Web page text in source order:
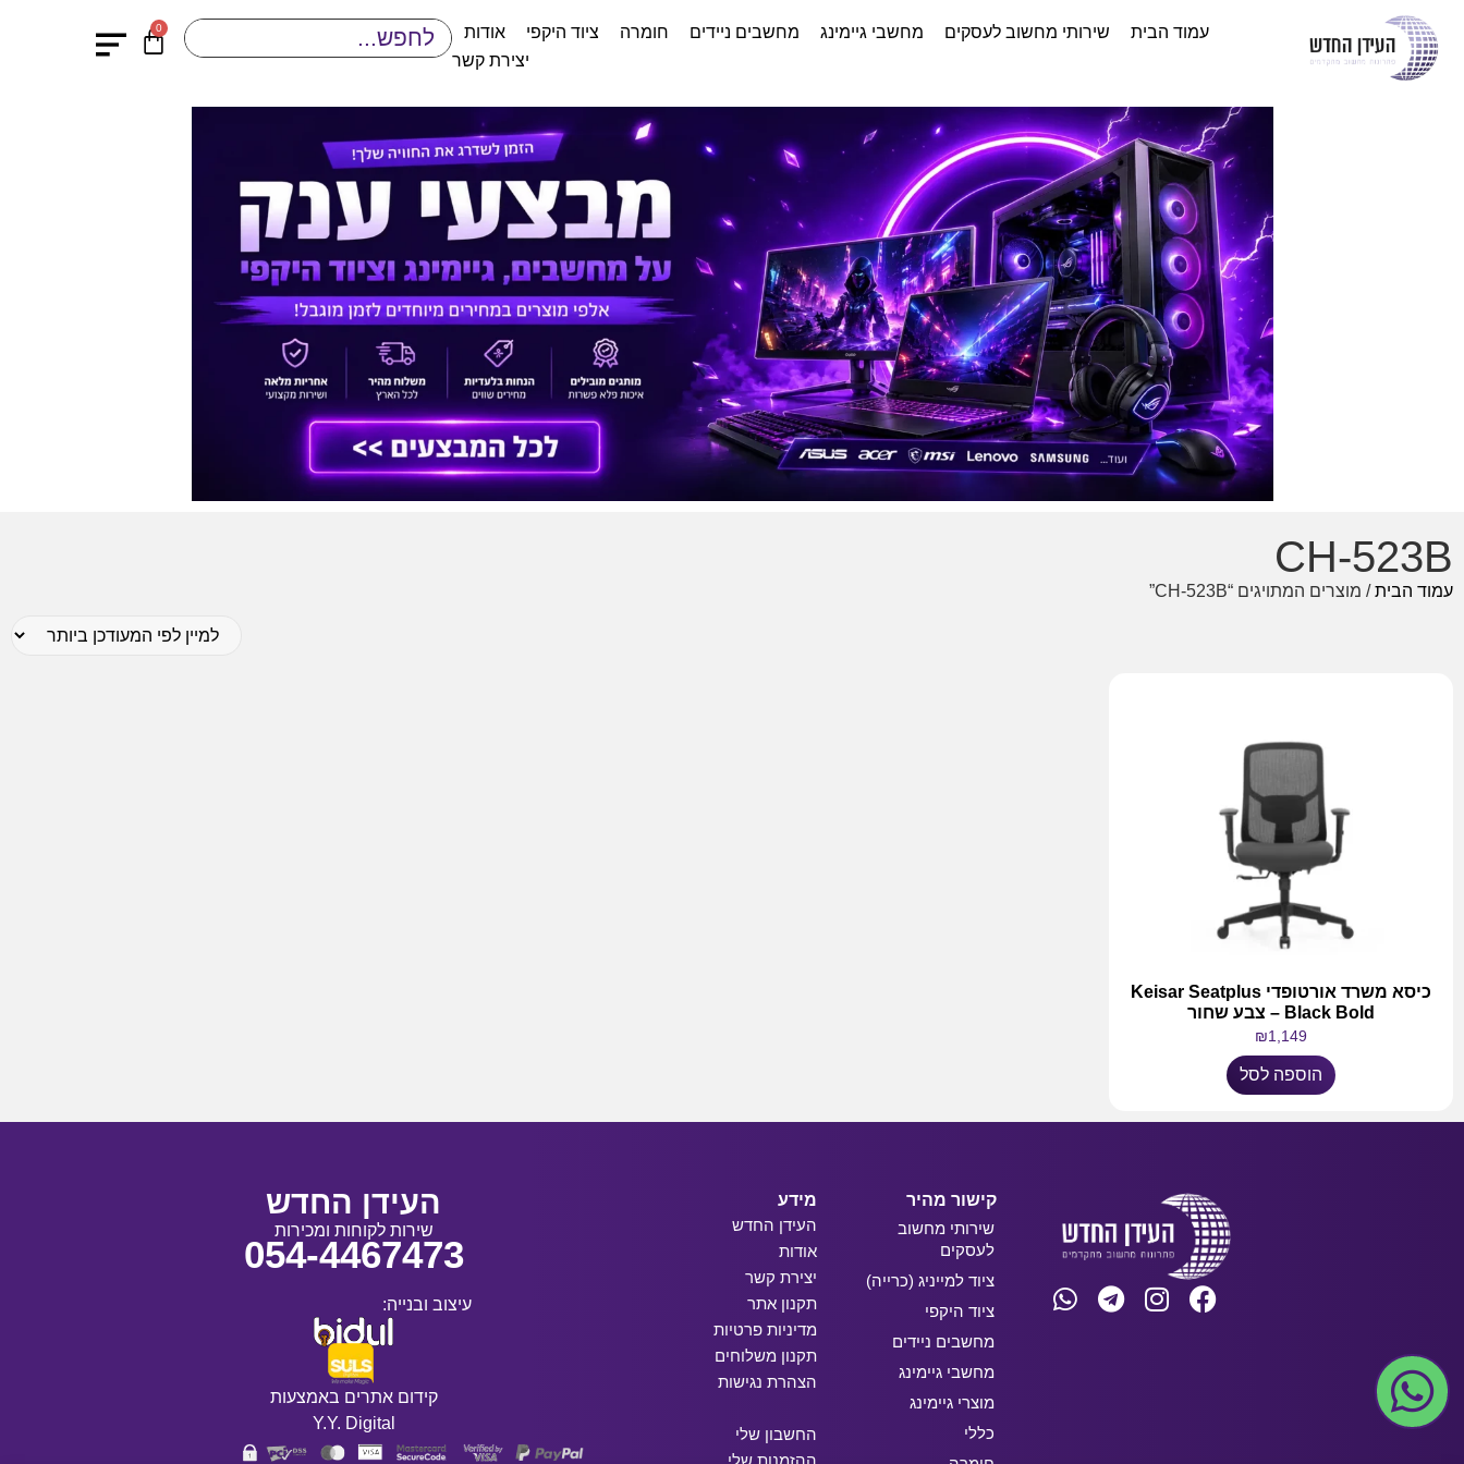
עמוד הבית שירותי מחשוב לעסקים מחשבי גיימינג מחשבים ניידים חומרה ציוד היקפי
אודות
יצירת קשר
0
CH-523B
עמוד הבית/ מוצרים המתויגים “CH-523B”
כיסא משרד אורטופדי Keisar Seatplus
Black Bold – צבע שחור
₪1,149
הוספה לסל
קישור מהיר
שירותי מחשוב
לעסקים
ציוד למייניג (כרייה)
ציוד היקפי
מחשבים ניידים
מחשבי גיימינג
מוצרי גיימינג
כללי
מידע
העידן החדש
אודות
יצירת קשר
תקנון אתר
מדיניות פרטיות
תקנון משלוחים
הצהרת נגישות
החשבון שלי
העידן החדש
שירות לקוחות ומכירות
054-4467473
עיצוב ובנייה:
קידום אתרים באמצעות
Y.Y. Digital